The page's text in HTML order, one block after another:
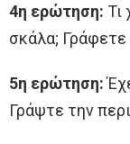
4η ερώτηση: Τι
σκάλα; Γράφετε
5η ερώτηση:
Γράψτε την